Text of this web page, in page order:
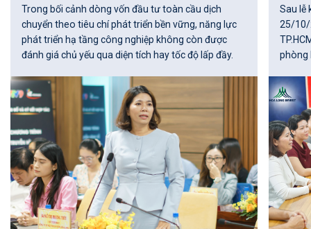
Trong bối cảnh dòng vốn đầu tư toàn cầu dịch
chuyển theo tiêu chí phát triển bền vững, năng lực
phát triển hạ tầng công nghiệp không còn được
đánh giá chủ yếu qua diện tích hay tốc độ lấp đầy.
Sau lễ
25/10/
phòng
hình
rộng
lượng